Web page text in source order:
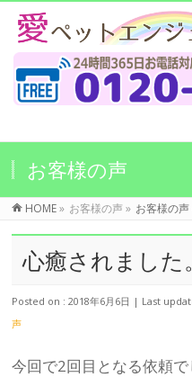
お客様の声
HOME» お客様の声 » お客様の声
心癒されました
Posted on : 2018年6月6日 Last
声
今回で2回目となる依頼で